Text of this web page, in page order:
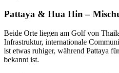
Pattaya & Hua Hin –
Beide Orte liegen am Golf von
Infrastruktur, internationale
ist etwas ruhiger, während Pattaya
bekannt ist.